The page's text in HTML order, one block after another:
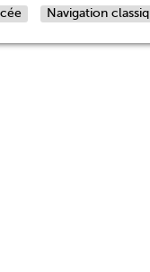
Navigation